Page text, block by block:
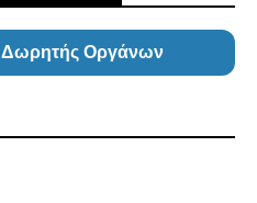
Δωρητής Οργάνων